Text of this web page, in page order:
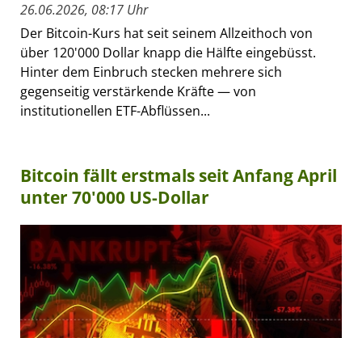
26.06.2026, 08:17 Uhr
Der Bitcoin-Kurs hat seit seinem Allzeithoch von
über 120'000 Dollar knapp die Hälfte eingebüsst.
Hinter dem Einbruch stecken mehrere sich
gegenseitig verstärkende Kräfte — von
institutionellen ETF-Abflüssen...
Bitcoin fällt erstmals seit Anfang April
unter 70'000 US-Dollar